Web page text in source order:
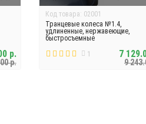
р.
р.
Код товара: 02001
Транцевые колеса №1.4,
удлиненные, нержавеющие,
быстросъемные
1
9
7